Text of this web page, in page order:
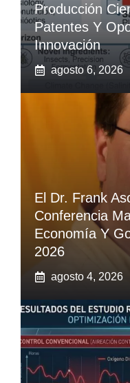
Producción
Patentes Y
Innovación
agosto 6, 2026
El Dr. Frank
Conferencia
Economía Y
2026
agosto 4, 2026